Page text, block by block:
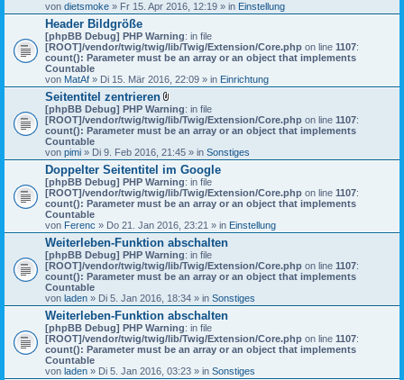
von dietsmoke » Fr 15. Apr 2016, 12:19 » in Einstellung
Header Bildgröße
[phpBB Debug] PHP Warning: in file
[ROOT]/vendor/twig/twig/lib/Twig/Extension/Core.php on line 1107:
count(): Parameter must be an array or an object that implements
Countable
von MatAf » Di 15. Mär 2016, 22:09 » in Einrichtung
Seitentitel zentrieren
D
a
t
i
a
n
h
a
n
[phpBB Debug] PHP Warning: in file
[ROOT]/vendor/twig/twig/lib/Twig/Extension/Core.php on line 1107:
count(): Parameter must be an array or an object that implements
Countable
von pimi » Di 9. Feb 2016, 21:45 » in Sonstiges
Doppelter Seitentitel im Google
[phpBB Debug] PHP Warning: in file
[ROOT]/vendor/twig/twig/lib/Twig/Extension/Core.php on line 1107:
count(): Parameter must be an array or an object that implements
Countable
von Ferenc » Do 21. Jan 2016, 23:21 » in Einstellung
Weiterleben-Funktion abschalten
[phpBB Debug] PHP Warning: in file
[ROOT]/vendor/twig/twig/lib/Twig/Extension/Core.php on line 1107:
count(): Parameter must be an array or an object that implements
Countable
von laden » Di 5. Jan 2016, 18:34 » in Sonstiges
Weiterleben-Funktion abschalten
[phpBB Debug] PHP Warning: in file
[ROOT]/vendor/twig/twig/lib/Twig/Extension/Core.php on line 1107:
count(): Parameter must be an array or an object that implements
Countable
von laden » Di 5. Jan 2016, 03:23 » in Sonstiges